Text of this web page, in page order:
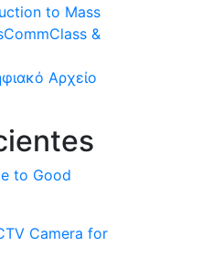
to Mass
&
Αρχείο
to Good
Camera for